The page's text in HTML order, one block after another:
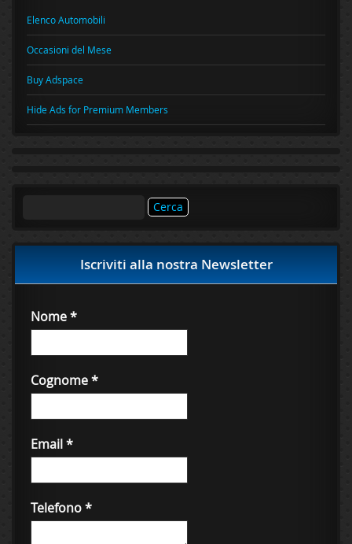
Elenco Automobili
Occasioni del Mese
Buy Adspace
Hide Ads for Premium Members
Iscriviti alla nostra Newsletter
Nome*
Cognome*
Email*
Telefono*